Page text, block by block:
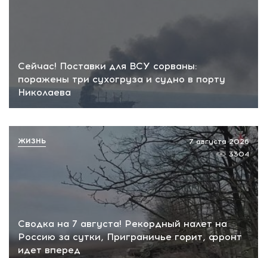
Сейчас! Поставки для ВСУ сорваны:
поражены три сухогруза и судно в порту
Николаева
Сводка на 7 августа! Рекордный налет на
Россию за сутки, Приграничье горит, фронт
идет вперед
7 августа 2026
3304
ЖИЗНЬ